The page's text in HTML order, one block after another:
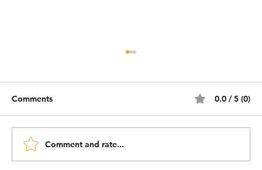
Comments 0.0 / 5 (0)
Comment and rate...